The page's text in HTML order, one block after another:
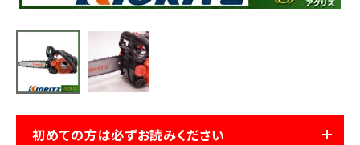
初めての方は必ずお読みください